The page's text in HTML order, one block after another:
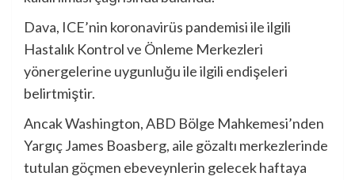
Dava, ICE’nin koronavirüs pandemisi ile ilgili
Hastalık Kontrol ve Önleme Merkezleri
yönergelerine uygunluğu ile ilgili endişeleri
belirtmiştir.
Ancak Washington, ABD Bölge Mahkemesi’nden
Yargıç James Boasberg, aile gözaltı merkezlerinde
tutulan göçmen ebeveynlerin gelecek haftaya